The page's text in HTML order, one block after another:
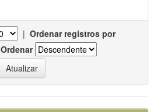
| Ordenar registros por
Ordenar